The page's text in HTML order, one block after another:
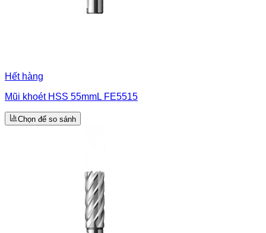
Hết hàng
Mũi khoét HSS 55mmL FE5515
Chọn để so sánh